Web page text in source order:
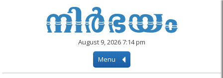
August 9, 2026 7:14 pm
Menu